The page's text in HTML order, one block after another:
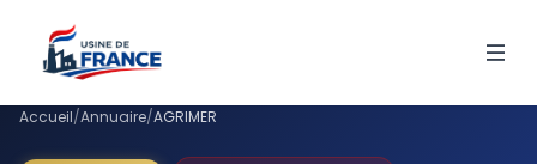
Accueil/Annuaire/AGRIMER